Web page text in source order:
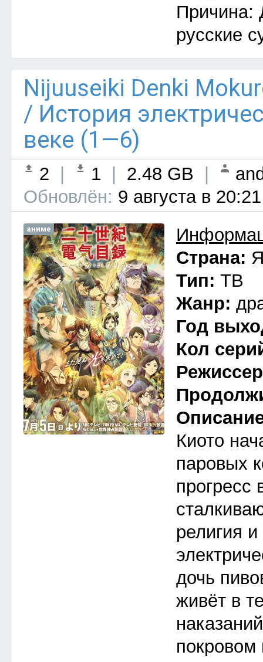
Причина:
русские
Nijuuseiki Denki
/ История
веке (1—6)
2 1 2.48 GB
Обновлён: 9 августа в 20:21
аниме
Страна:
Тип: ТВ
Жанр:
Год
Кол
Киото
паровых
прогресс
религия
дочь
живёт в
покровом